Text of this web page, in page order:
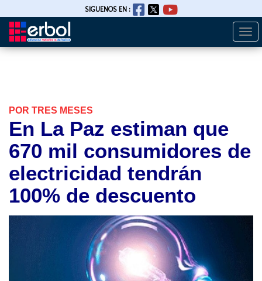
Pasar
SIGUENOS EN :
POR TRES MESES
En La Paz estiman que
670 mil consumidores de
electricidad tendrán
100% de descuento